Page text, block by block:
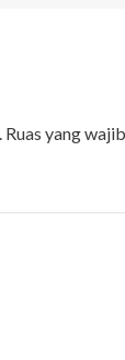
Ruas yang